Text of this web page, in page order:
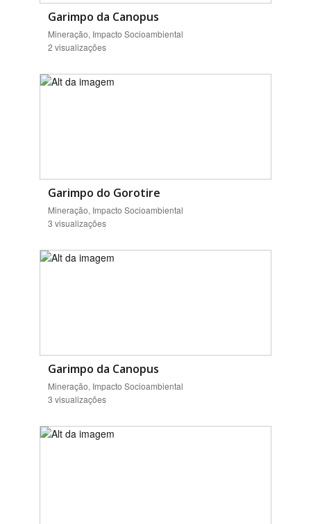
Garimpo da Canopus
Mineração, Impacto Socioambiental
2 visualizações
Garimpo do Gorotire
Mineração, Impacto Socioambiental
3 visualizações
Garimpo da Canopus
Mineração, Impacto Socioambiental
3 visualizações